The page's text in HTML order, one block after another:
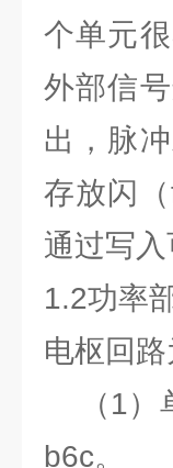
个单元
外部信
出，脉
存放闪
通过写入
1.2功率
电枢回路
（1）
b6c。